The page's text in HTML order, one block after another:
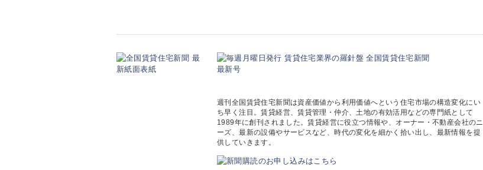
週刊全国賃貸住宅新聞は資産価値から利用価値へという住宅市場の構造変化にい
ち早く注目。賃貸経営、賃貸管理・仲介、土地の有効活用などの専門紙として
1989年に創刊されました。賃貸経営に役立つ情報や、オーナー・不動産会社のニ
ーズ、最新の設備やサービスなど、時代の変化を細かく拾い出し、最新情報を提
供していきます。